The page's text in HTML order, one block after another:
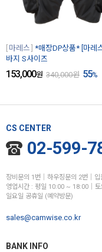
마레스 *매장DP상품* [마레
바지 S사이즈
153,000원 340,000원 55%
CS CENTER
02-599-
장비문의 1번│하우징문의 2번│입
영업시간 : 평일 10:00 ~ 18:00│
일요일 공휴일 (예약방문)
sales@camwise.co.kr
BANK INFO